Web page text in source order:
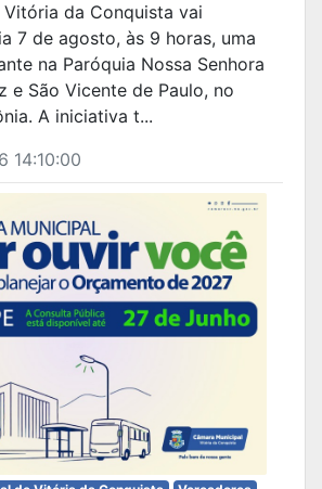
da Conquista vai
7 de agosto, às 9 horas, uma
na Paróquia Nossa Senhora
e São Vicente de Paulo, no
A iniciativa t...
14:10:00